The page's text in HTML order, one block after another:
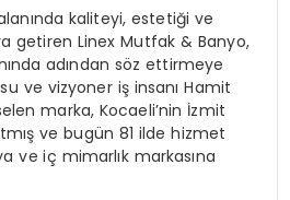
kaliteyi, estetiği ve
getiren Linex Mutfak & Banyo,
adından söz ettirmeye
ve vizyoner iş insanı Hamit
marka, Kocaeli’nin İzmit
ve bugün 81 ilde hizmet
ve iç mimarlık markasına